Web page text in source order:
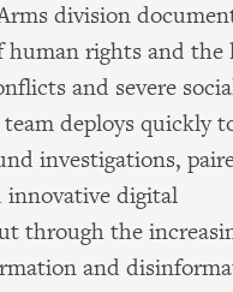
division
human rights and the
and severe
deploys quickly
investigations,
innovative digital
through the
and